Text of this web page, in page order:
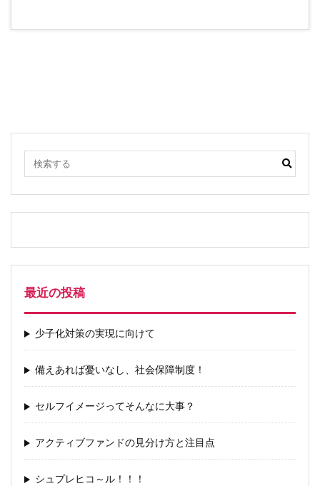
最近の投稿
少子化対策の実現に向けて
備えあれば憂いなし、社会保障制度！
セルフイメージってそんなに大事？
アクティブファンドの見分け方と注目点
シュプレヒコ～ル！！！